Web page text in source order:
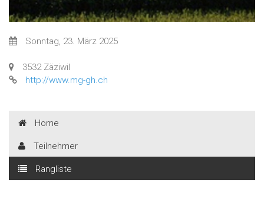
Sonntag, 23. März 2025
3532 Zäziwil
http://www.mg-gh.ch
Home
Teilnehmer
Rangliste